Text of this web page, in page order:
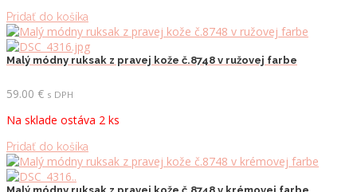
Pridať do košíka
Malý módny ruksak z pravej kože č.8748 v ružovej farbe
59.00 € s DPH
Na sklade ostáva 2 ks
Pridať do košíka